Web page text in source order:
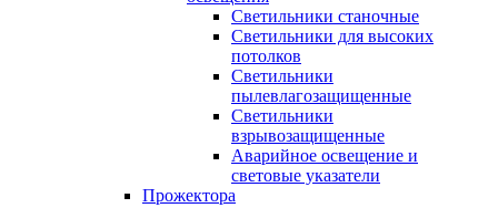
Светильники станочные
Светильники для высоких
потолков
Светильники
пылевлагозащищенные
Светильники
взрывозащищенные
Аварийное освещение и
световые указатели
Прожектора